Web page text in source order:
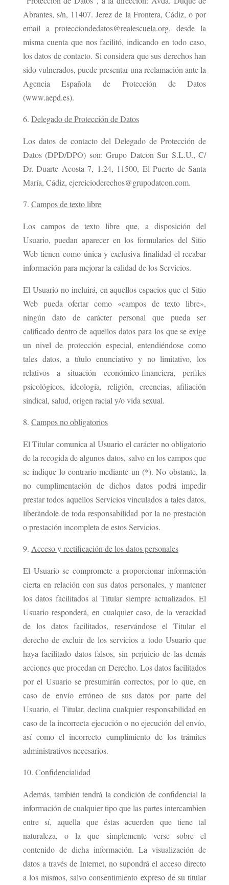
Abrantes, s/n, 11407. Jerez de la Frontera, Cádiz, o por
email a protecciondedatos@realescuela.org, desde la
misma cuenta que nos facilitó, indicando en todo caso,
los datos de contacto. Si considera que sus derechos han
sido vulnerados, puede presentar una reclamación ante la
Agencia Española de Protección de Datos
(www.aepd.es).
Delegado de Protección de Datos
Los datos de contacto del Delegado de Protección de
Datos (DPD/DPO) son: Grupo Datcon Sur S.L.U., C/
Dr. Duarte Acosta 7, 1.24, 11500, El Puerto de Santa
María, Cádiz, ejercicioderechos@grupodatcon.com.
Campos de texto libre
Los campos de texto libre que, a disposición del
Usuario, puedan aparecer en los formularios del Sitio
Web tienen como única y exclusiva finalidad el recabar
información para mejorar la calidad de los Servicios.
El Usuario no incluirá, en aquellos espacios que el Sitio
Web pueda ofertar como «campos de texto libre»,
ningún dato de carácter personal que pueda ser
calificado dentro de aquellos datos para los que se exige
un nivel de protección especial, entendiéndose como
tales datos, a título enunciativo y no limitativo, los
relativos a situación económico-financiera, perfiles
psicológicos, ideología, religión, creencias, afiliación
sindical, salud, origen racial y/o vida sexual.
Campos no obligatorios
El Titular comunica al Usuario el carácter no obligatorio
de la recogida de algunos datos, salvo en los campos que
se indique lo contrario mediante un (*). No obstante, la
no cumplimentación de dichos datos podrá impedir
prestar todos aquellos Servicios vinculados a tales datos,
liberándole de toda responsabilidad por la no prestación
o prestación incompleta de estos Servicios.
Acceso y rectificación de los datos personales
El Usuario se compromete a proporcionar información
cierta en relación con sus datos personales, y mantener
los datos facilitados al Titular siempre actualizados. El
Usuario responderá, en cualquier caso, de la veracidad
de los datos facilitados, reservándose el Titular el
derecho de excluir de los servicios a todo Usuario que
haya facilitado datos falsos, sin perjuicio de las demás
acciones que procedan en Derecho. Los datos facilitados
por el Usuario se presumirán correctos, por lo que, en
caso de envío erróneo de sus datos por parte del
Usuario, el Titular, declina cualquier responsabilidad en
caso de la incorrecta ejecución o no ejecución del envío,
así como el incorrecto cumplimiento de los trámites
administrativos necesarios.
Confidencialidad
Además, también tendrá la condición de confidencial la
información de cualquier tipo que las partes intercambien
entre sí, aquella que éstas acuerden que tiene tal
naturaleza, o la que simplemente verse sobre el
contenido de dicha información. La visualización de
datos a través de Internet, no supondrá el acceso directo
a los mismos, salvo consentimiento expreso de su titular